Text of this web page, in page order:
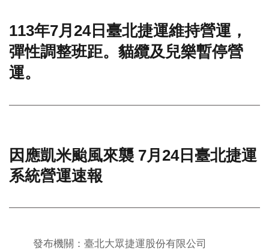
門
牌
整
合
文
化
局
文
資
113年7月24日臺北捷運維持營運，
彈性調整班距。貓纜及兒樂暫停營
運。
因應凱米颱風來襲 7月24日臺北捷運
系統營運速報
發布機關：臺北大眾捷運股份有限公司